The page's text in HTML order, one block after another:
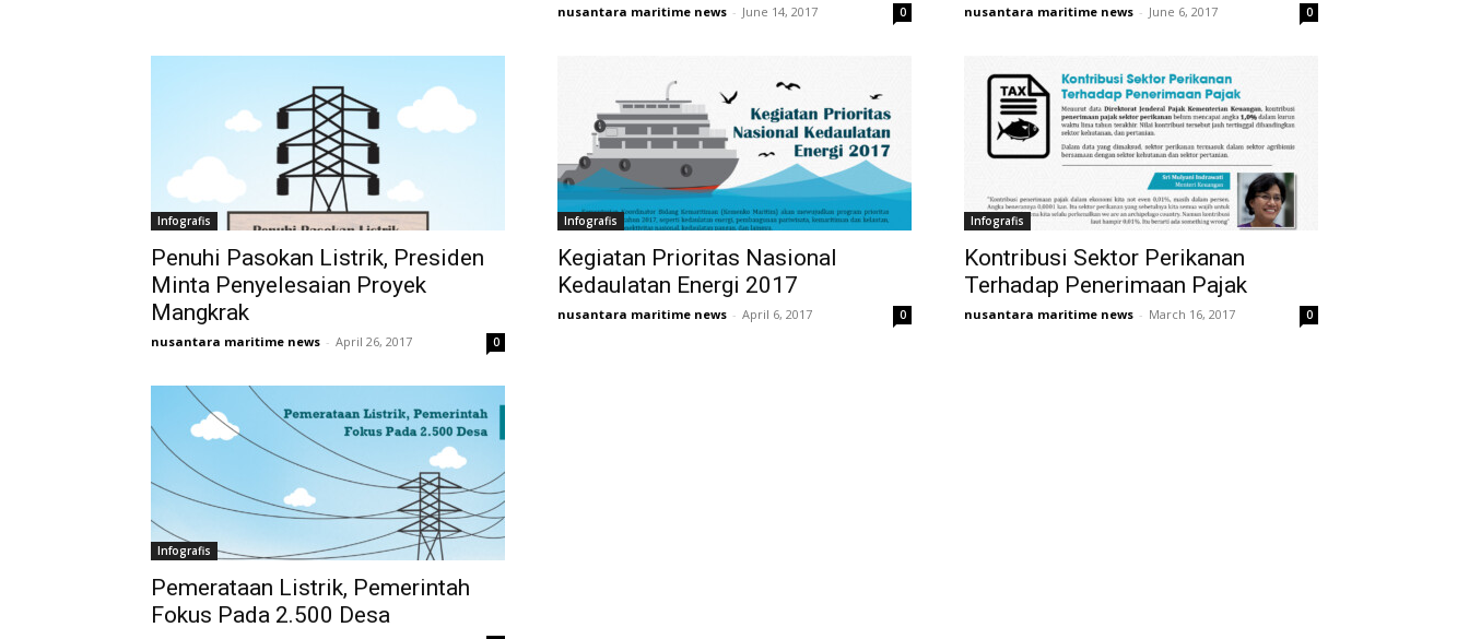
nusantara maritime news - June 14, 2017 0 nusantara maritime news - June 6, 2017 0
Infografis
Penuhi Pasokan Listrik, Presiden
Minta Penyelesaian Proyek
Mangkrak
nusantara maritime news - April 26, 2017 0
Infografis
Kegiatan Prioritas Nasional
Kedaulatan Energi 2017
nusantara maritime news - April 6, 2017 0
Infografis
Kontribusi Sektor Perikanan
Terhadap Penerimaan Pajak
nusantara maritime news - March 16, 2017 0
Infografis
Pemerataan Listrik, Pemerintah
Fokus Pada 2.500 Desa